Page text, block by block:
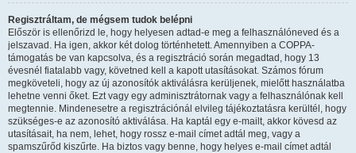
Regisztráltam, de mégsem tudok belépni
Először is ellenőrizd le, hogy helyesen adtad-e meg a felhasználóneved és a
jelszavad. Ha igen, akkor két dolog történhetett. Amennyiben a COPPA-
támogatás be van kapcsolva, és a regisztráció során megadtad, hogy 13
évesnél fiatalabb vagy, követned kell a kapott utasításokat. Számos fórum
megköveteli, hogy az új azonosítók aktiválásra kerüljenek, mielőtt használatba
lehetne venni őket. Ezt vagy egy adminisztrátornak vagy a felhasználónak kell
megtennie. Mindenesetre a regisztrációnál elvileg tájékoztatásra kerültél, hogy
szükséges-e az azonosító aktiválása. Ha kaptál egy e-mailt, akkor kövesd az
utasításait, ha nem, lehet, hogy rossz e-mail címet adtál meg, vagy a
spamszűrőd kiszűrte. Ha biztos vagy benne, hogy helyes e-mail címet adtál